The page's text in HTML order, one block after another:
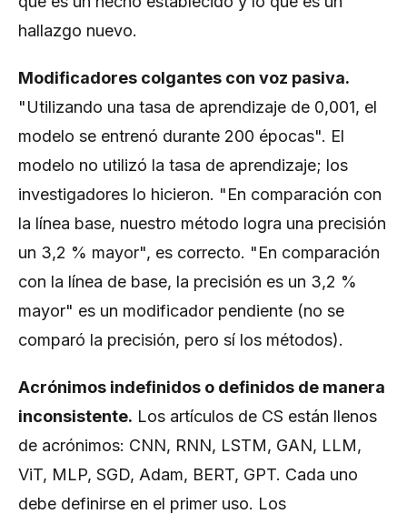
hallazgo nuevo.
Modificadores colgantes con voz pasiva.
"Utilizando una tasa de aprendizaje de 0,001, el
modelo se entrenó durante 200 épocas". El
modelo no utilizó la tasa de aprendizaje; los
investigadores lo hicieron. "En comparación con
la línea base, nuestro método logra una precisión
un 3,2 % mayor", es correcto. "En comparación
con la línea de base, la precisión es un 3,2 %
mayor" es un modificador pendiente (no se
comparó la precisión, pero sí los métodos).
Acrónimos indefinidos o definidos de manera
inconsistente. Los artículos de CS están llenos
de acrónimos: CNN, RNN, LSTM, GAN, LLM,
ViT, MLP, SGD, Adam, BERT, GPT. Cada uno
debe definirse en el primer uso. Los